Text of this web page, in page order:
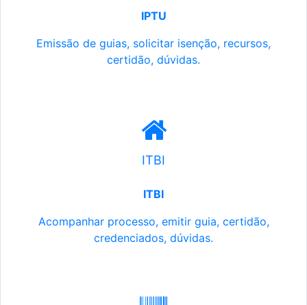
IPTU
Emissão de guias, solicitar isenção, recursos,
certidão, dúvidas.
ITBI
ITBI
Acompanhar processo, emitir guia, certidão,
credenciados, dúvidas.